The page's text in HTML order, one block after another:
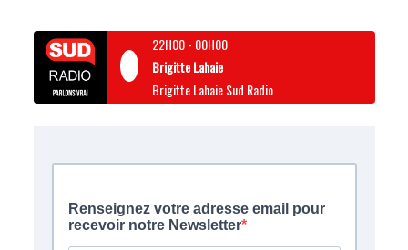
22H00- 00H00
Brigitte Lahaie
Brigitte Lahaie Sud Radio